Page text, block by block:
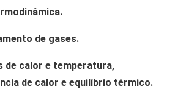
de gases.
de calor e temperatura,
de calor e equilíbrio térmico.